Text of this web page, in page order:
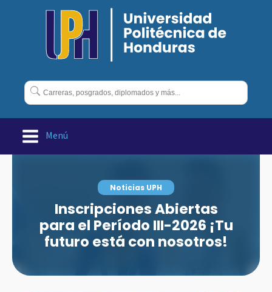
Buscar:
Menú
Noticias UPH
Inscripciones Abiertas
para el Período III-2026 ¡Tu
futuro está con nosotros!